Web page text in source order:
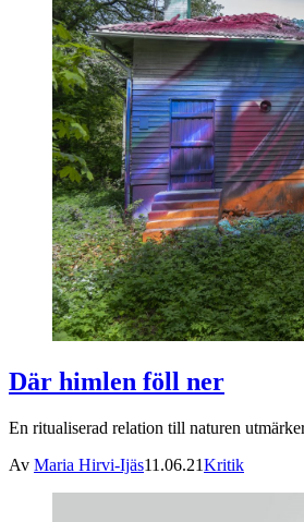
Där himlen föll ner
En ritualiserad relation till naturen
Av Maria Hirvi-Ijäs11.06.21Kritik